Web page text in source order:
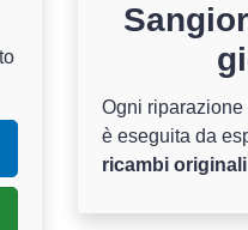
Ogni
è eseguita da
ricambi